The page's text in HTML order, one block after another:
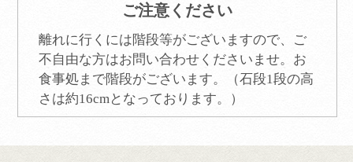
ご注意ください
離れに行くには階段等がございますので、ご
不自由な方はお問い合わせくださいませ。 お
食事処まで階段がございます。（石段1段の高
さは約16cmとなっております。）